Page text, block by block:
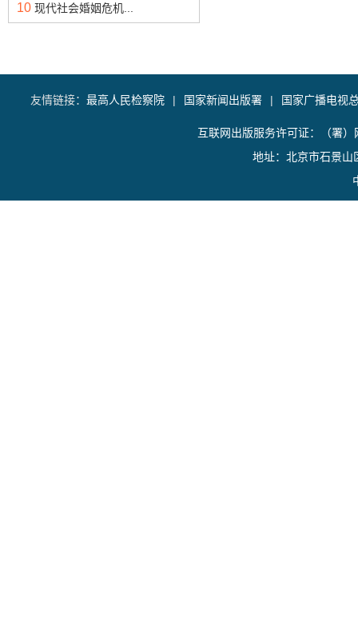
10 现代社会婚姻危机...
友情链接： 最高人民检察院 | 国家新闻出版署 | 国家广播电视
互联网出版服务许可证：（署
地址：北京市石景